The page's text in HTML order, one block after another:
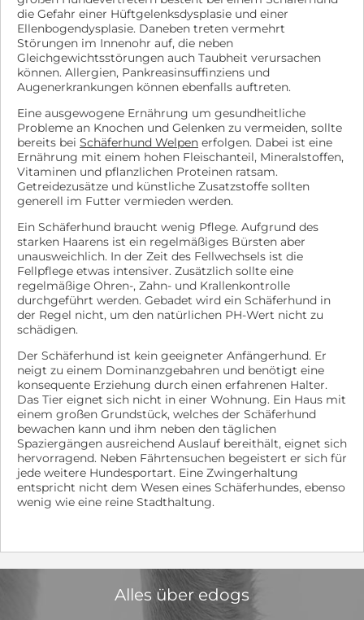
die Gefahr einer Hüftgelenksdysplasie und einer
Ellenbogendysplasie. Daneben treten vermehrt
Störungen im Innenohr auf, die neben
Gleichgewichtsstörungen auch Taubheit verursachen
können. Allergien, Pankreasinsuffinziens und
Augenerkrankungen können ebenfalls auftreten.
Eine ausgewogene Ernährung um gesundheitliche
Probleme an Knochen und Gelenken zu vermeiden, sollte
bereits bei Schäferhund Welpen erfolgen. Dabei ist eine
Ernährung mit einem hohen Fleischanteil, Mineralstoffen,
Vitaminen und pflanzlichen Proteinen ratsam.
Getreidezusätze und künstliche Zusatzstoffe sollten
generell im Futter vermieden werden.
Ein Schäferhund braucht wenig Pflege. Aufgrund des
starken Haarens ist ein regelmäßiges Bürsten aber
unausweichlich. In der Zeit des Fellwechsels ist die
Fellpflege etwas intensiver. Zusätzlich sollte eine
regelmäßige Ohren-, Zahn- und Krallenkontrolle
durchgeführt werden. Gebadet wird ein Schäferhund in
der Regel nicht, um den natürlichen PH-Wert nicht zu
schädigen.
Der Schäferhund ist kein geeigneter Anfängerhund. Er
neigt zu einem Dominanzgebahren und benötigt eine
konsequente Erziehung durch einen erfahrenen Halter.
Das Tier eignet sich nicht in einer Wohnung. Ein Haus mit
einem großen Grundstück, welches der Schäferhund
bewachen kann und ihm neben den täglichen
Spaziergängen ausreichend Auslauf bereithält, eignet sich
hervorragend. Neben Fährtensuchen begeistert er sich für
jede weitere Hundesportart. Eine Zwingerhaltung
entspricht nicht dem Wesen eines Schäferhundes, ebenso
wenig wie eine reine Stadthaltung.
Alles über edogs